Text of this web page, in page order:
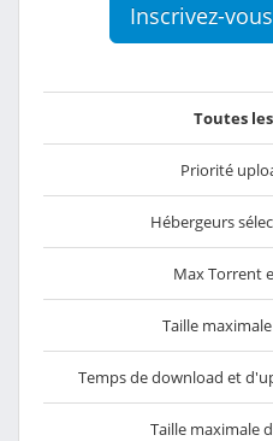
Inscrivez-
Toutes les
Priorité
Hébergeurs
Max Torrent
Taille
Temps de download et
Taille maximale